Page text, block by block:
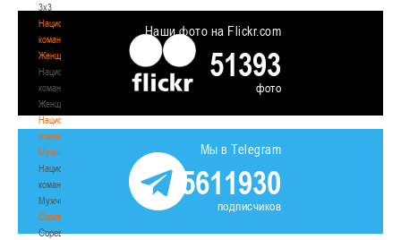
3х3
Национальная
команда.
Женщины
Национальная
команда.
Женщины
Национальная
команда.
Мужчины
Национальная
команда.
Мужчины
Соревнования
Соревнования
Наши фото на Flickr.com
51393
фото
Мы в Telegram
5611930
подписчиков